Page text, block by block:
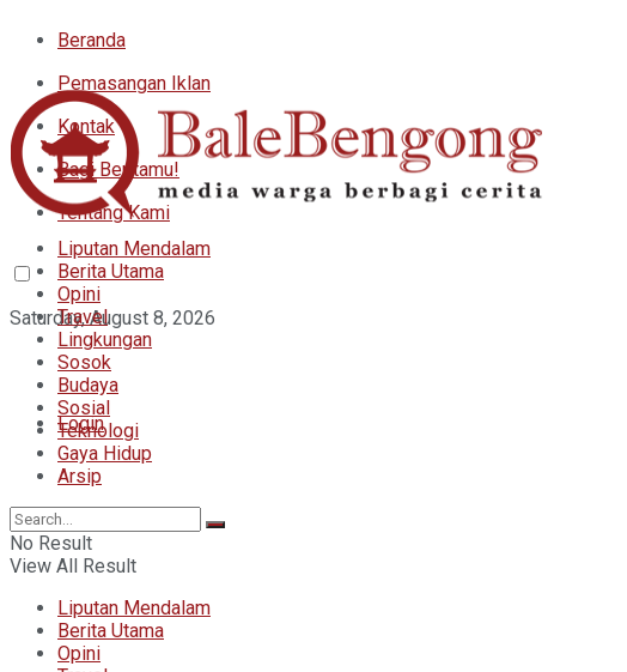
Beranda
Pemasangan Iklan
Kontak
Bagi Beritamu!
Tentang Kami
Saturday, August 8, 2026
Login
Liputan Mendalam
Berita Utama
Opini
Travel
Lingkungan
Sosok
Budaya
Sosial
Teknologi
Gaya Hidup
Arsip
No Result
View All Result
Liputan Mendalam
Berita Utama
Opini